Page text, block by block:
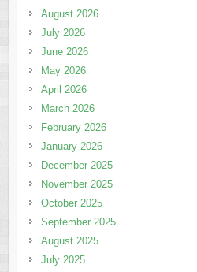
August 2026
July 2026
June 2026
May 2026
April 2026
March 2026
February 2026
January 2026
December 2025
November 2025
October 2025
September 2025
August 2025
July 2025